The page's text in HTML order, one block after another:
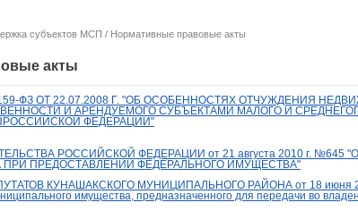
субъектов МСП / Нормативные правовые акты
акты
ФЗ ОТ 22.07.2008 Г. "ОБ ОСОБЕННОСТЯХ ОТЧУЖДЕНИЯ
И АРЕНДУЕМОГО СУБЪЕКТАМИ МАЛОГО И
ФЕДЕРАЦИИ"
РОССИЙСКОЙ ФЕДЕРАЦИИ от 21 августа 2010 г. №645 "
ПРИ ПРЕДОСТАВЛЕНИИ ФЕДЕРАЛЬНОГО ИМУЩЕСТВА"
КУНАШАКСКОГО МУНИЦИПАЛЬНОГО РАЙОНА от 18 июня
имущества, предназначенного для передачи во